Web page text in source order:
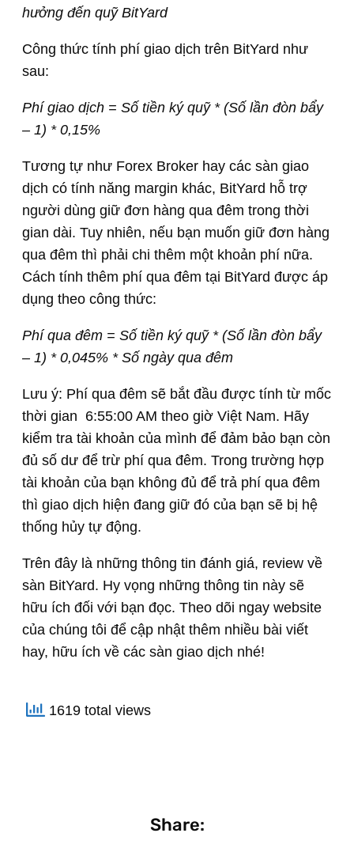
hưởng đến quỹ BitYard
Công thức tính phí giao dịch trên BitYard như
sau:
Phí giao dịch = Số tiền ký quỹ * (Số lần đòn bẩy
– 1) * 0,15%
Tương tự như Forex Broker hay các sàn giao
dịch có tính năng margin khác, BitYard hỗ trợ
người dùng giữ đơn hàng qua đêm trong thời
gian dài. Tuy nhiên, nếu bạn muốn giữ đơn hàng
qua đêm thì phải chi thêm một khoản phí nữa.
Cách tính thêm phí qua đêm tại BitYard được áp
dụng theo công thức:
Phí qua đêm = Số tiền ký quỹ * (Số lần đòn bẩy
– 1) * 0,045% * Số ngày qua đêm
Lưu ý: Phí qua đêm sẽ bắt đầu được tính từ mốc
thời gian 6:55:00 AM theo giờ Việt Nam. Hãy
kiểm tra tài khoản của mình để đảm bảo bạn còn
đủ số dư để trừ phí qua đêm. Trong trường hợp
tài khoản của bạn không đủ để trả phí qua đêm
thì giao dịch hiện đang giữ đó của bạn sẽ bị hệ
thống hủy tự động.
Trên đây là những thông tin đánh giá, review về
sàn BitYard. Hy vọng những thông tin này sẽ
hữu ích đối với bạn đọc. Theo dõi ngay website
của chúng tôi để cập nhật thêm nhiều bài viết
hay, hữu ích về các sàn giao dịch nhé!
1619 total views
Share: